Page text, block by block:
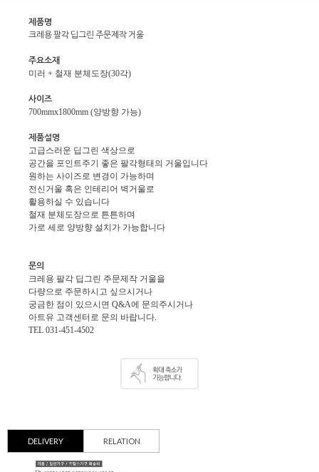
제품명
크레용 팔각 딥그린 주문제작 거울
주요소재
미러 + 철재 분체도장(30각)
사이즈
700mmx1800mm (양방향 가능)
제품설명
고급스러운 딥그린 색상으로
공간을 포인트주기 좋은 팔각형태의 거울입니다
원하는 사이즈로 변경이 가능하며
전신거울 혹은 인테리어 벽거울로
활용하실 수 있습니다
철재 분체도장으로 튼튼하며
가로 세로 양방향 설치가 가능합니다
문의
크레용 팔각 딥그린 주문제작 거울을
다량으로 주문하시고 싶으시거나
궁금한 점이 있으시면 Q&A에 문의주시거나
아트유 고객센터로 문의 바랍니다.
TEL 031-451-4502
DELIVERY RELATION